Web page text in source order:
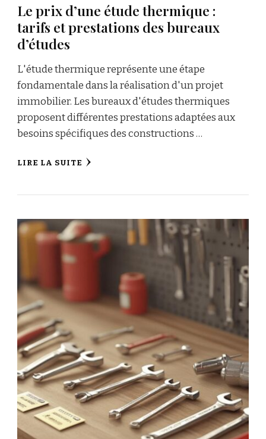
Le prix d’une étude thermique :
tarifs et prestations des bureaux
d’études
L'étude thermique représente une étape
fondamentale dans la réalisation d'un projet
immobilier. Les bureaux d'études thermiques
proposent différentes prestations adaptées aux
besoins spécifiques des constructions …
LIRE LA SUITE